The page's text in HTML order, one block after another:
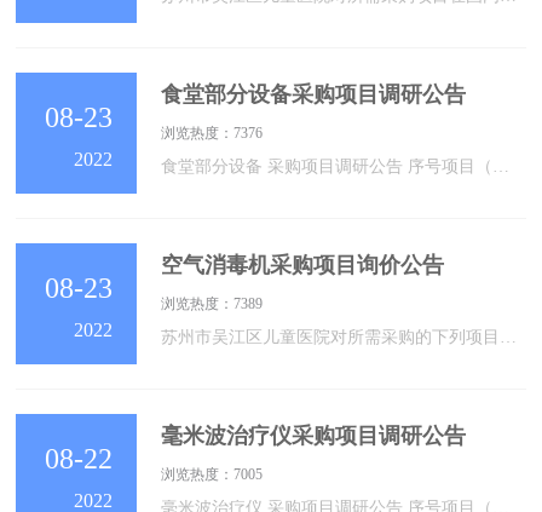
08-23
2022
浏览热度：7376
食堂部分设备采购项目调研公告
08-23
2022
浏览热度：7389
空气消毒机采购项目询价公告
08-22
2022
浏览热度：7005
毫米波治疗仪采购项目调研公告